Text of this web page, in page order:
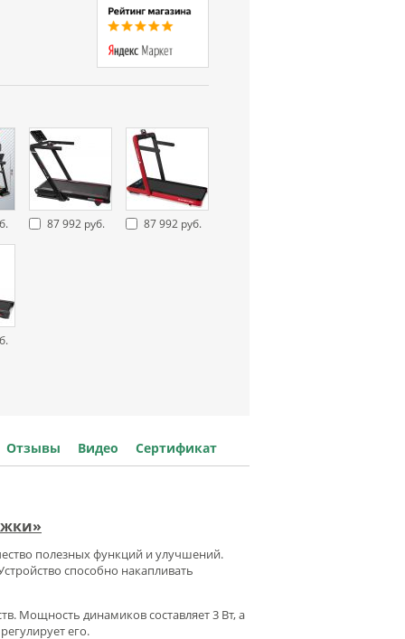
87 992 руб. 87 992 руб.
Отзывы Видео Сертификат
полезных функций и улучшений.
способно накапливать
Мощность динамиков составляет 3 Вт, а
его.